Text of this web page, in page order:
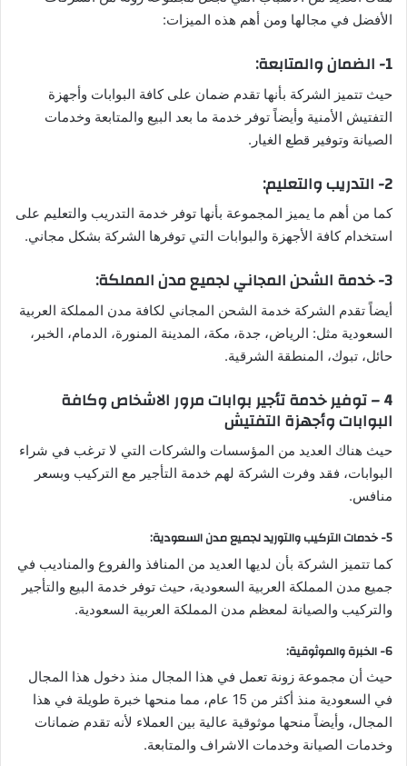
الأفضل في مجالها ومن أهم هذه الميزات:
1- الضمان والمتابعة:
حيث تتميز الشركة بأنها تقدم ضمان على كافة البوابات وأجهزة
التفتيش الأمنية وأيضاً توفر خدمة ما بعد البيع والمتابعة وخدمات
الصيانة وتوفير قطع الغيار.
2- التدريب والتعليم:
كما من أهم ما يميز المجموعة بأنها توفر خدمة التدريب والتعليم على
استخدام كافة الأجهزة والبوابات التي توفرها الشركة بشكل مجاني.
3- خدمة الشحن المجاني لجميع مدن المملكة:
أيضاً تقدم الشركة خدمة الشحن المجاني لكافة مدن المملكة العربية
السعودية مثل: الرياض، جدة، مكة، المدينة المنورة، الدمام، الخبر،
حائل، تبوك، المنطقة الشرقية.
4 – توفير خدمة تأجير بوابات مرور الاشخاص وكافة
البوابات وأجهزة التفتيش
حيث هناك العديد من المؤسسات والشركات التي لا ترغب في شراء
البوابات، فقد وفرت الشركة لهم خدمة التأجير مع التركيب وبسعر
منافس.
5- خدمات التركيب والتوريد لجميع مدن السعودية:
كما تتميز الشركة بأن لديها العديد من المنافذ والفروع والمناديب في
جميع مدن المملكة العربية السعودية، حيث توفر خدمة البيع والتأجير
والتركيب والصيانة لمعظم مدن المملكة العربية السعودية.
6- الخبرة والموثوقية:
حيث أن مجموعة زونة تعمل في هذا المجال منذ دخول هذا المجال
في السعودية منذ أكثر من 15 عام، مما منحها خبرة طويلة في هذا
المجال، وأيضاً منحها موثوقية عالية بين العملاء لأنه تقدم ضمانات
وخدمات الصيانة وخدمات الاشراف والمتابعة.